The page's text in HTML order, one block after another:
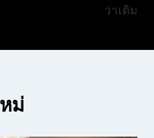
ว่าเดิม
ม่